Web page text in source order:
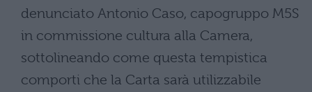
denunciato Antonio Caso, capogruppo M5S
in commissione cultura alla Camera,
sottolineando come questa tempistica
comporti che la Carta sarà utilizzabile